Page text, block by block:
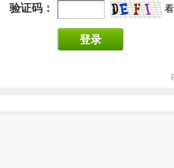
验证码：
登录